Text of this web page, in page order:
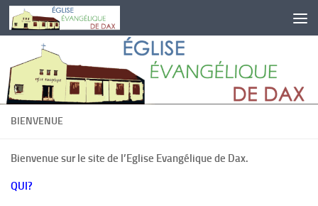
Skip to content
BIENVENUE
Bienvenue sur le site de l’Eglise Evangélique de Dax.
QUI?